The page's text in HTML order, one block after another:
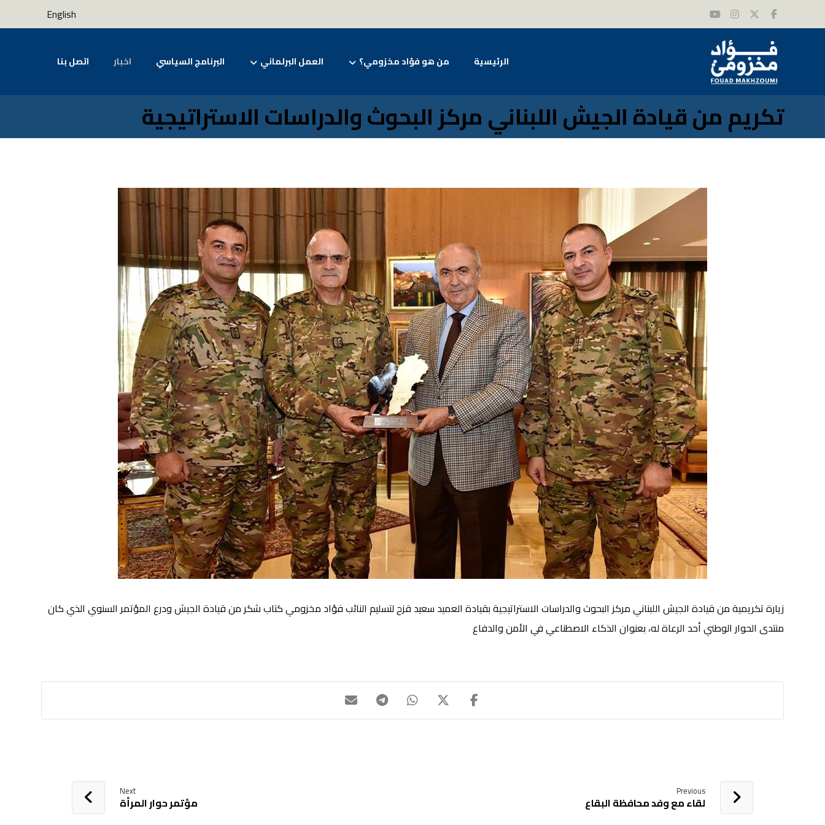
English
الرئيسية من هو فؤاد مخزومي؟ العمل البرلماني البرنامج السياسي اخبار اتصل بنا
تكريم من قيادة الجيش اللبناني مركز البحوث والدراسات الاستراتيجية
زيارة تكريمية من قيادة الجيش اللبناني مركز البحوث والدراسات الاستراتيجية بقيادة العميد سعيد قزح لتسليم النائب فؤاد مخزومي كتاب شكرمن قيادة الجيش ودرع المؤتمر السنوي الذي كان
منتدى الحوار الوطني أحد الرعاة له، بعنوان الذكاء الاصطناعي في الأمن والدفاع
Previous
لقاء مع وفد محافظة البقاع
Next
مؤتمر حوار المرأة